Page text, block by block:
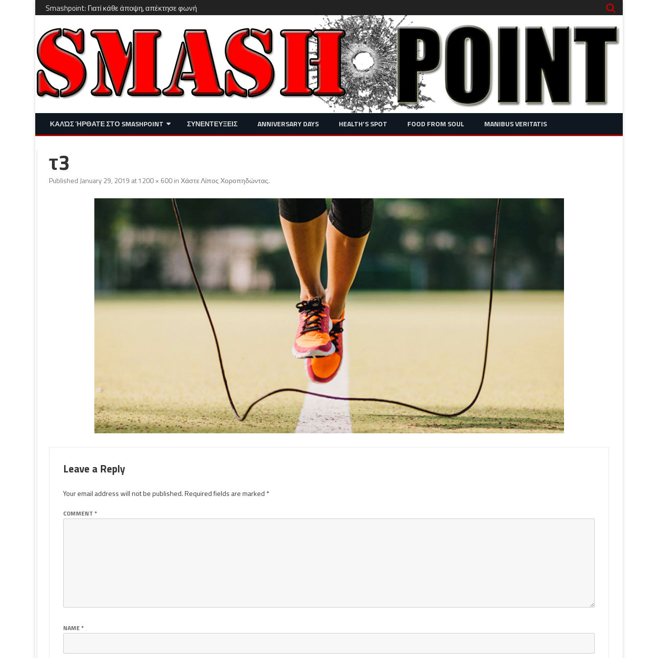
Smashpoint: Γιατί κάθε άποψη, απέκτησε φωνή
Skip
content
ΚΑΛΏΣ ΉΡΘΑΤΕ ΣΤΟ SMASHPOINT ΣΥΝΕΝΤΕΥΞΕΙΣ ANNIVERSARY DAYS HEALTH’S SPOT FOOD FROM SOUL MANIBUS VERITATIS
τ3
Published January 29, 2019 at1200 × 600inΧάστε Λίπος Χοροπηδώντας.
Leave a Reply
Your email address will not be published.Required fields are marked *
COMMENT *
NAME*